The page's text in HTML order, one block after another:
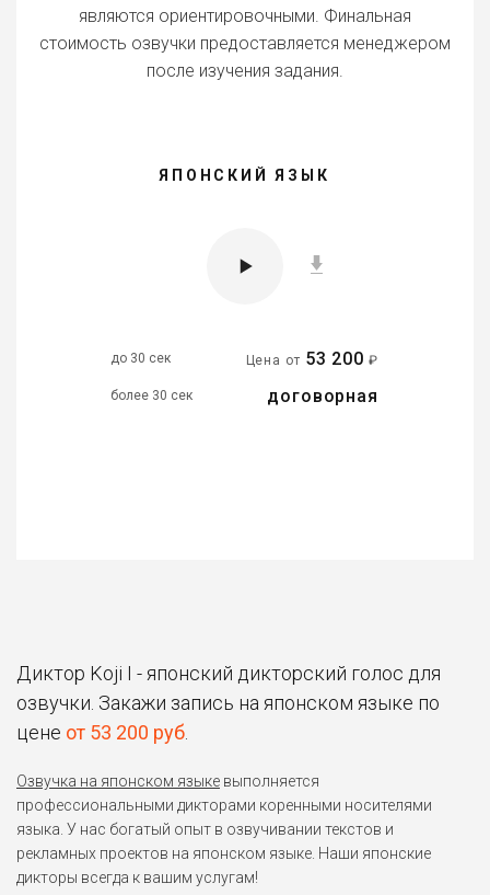
являются ориентировочными. Финальная
стоимость озвучки предоставляется менеджером
после изучения задания.
ЯПОНСКИЙ ЯЗЫК
до 30 сек Цена от 53 200 ₽
более 30 сек договорная
Диктор Koji I - японский дикторский голос для
озвучки. Закажи запись на японском языке по
цене от 53 200 руб
Озвучка на японском языке выполняется
профессиональными дикторами коренными носителями
языка. У нас богатый опыт в озвучивании текстов и
рекламных проектов на японском языке. Наши японские
дикторы всегда к вашим услугам!